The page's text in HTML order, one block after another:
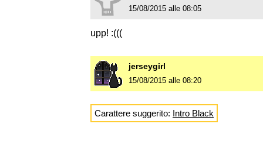
15/08/2015 alle 08:05
upp! :(((
jerseygirl
15/08/2015 alle 08:20
Carattere suggerito: Intro Black